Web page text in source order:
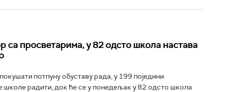
са просветарима, у 82 одсто школа настава
потпуну обуставу рада, у 199 поједини
школе радити, док ће се у понедељак у 82 одсто школа